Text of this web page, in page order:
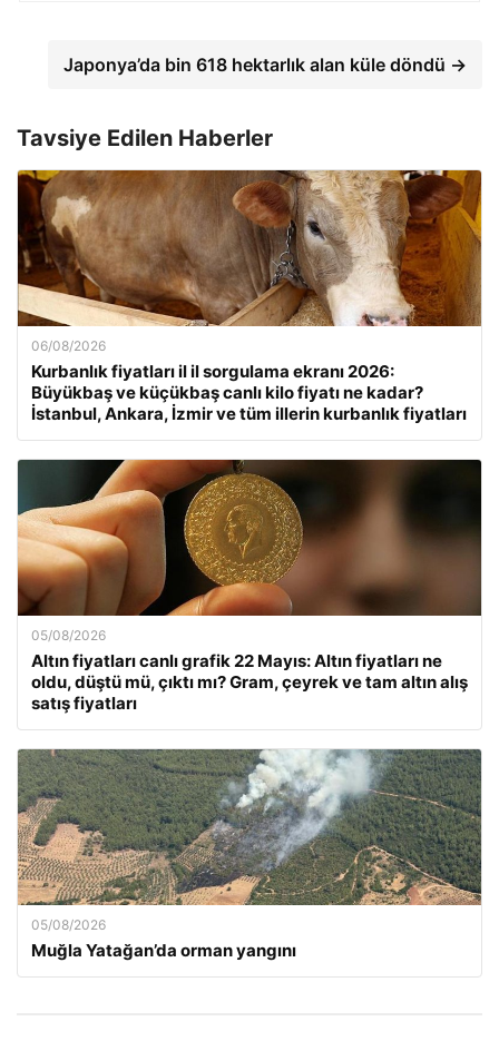
Japonya’da bin 618 hektarlık alan küle döndü →
Tavsiye Edilen Haberler
06/08/2026
Kurbanlık fiyatları il il sorgulama ekranı 2026:
Büyükbaş ve küçükbaş canlı kilo fiyatı ne kadar?
İstanbul, Ankara, İzmir ve tüm illerin kurbanlık fiyatları
05/08/2026
Altın fiyatları canlı grafik 22 Mayıs: Altın fiyatları ne
oldu, düştü mü, çıktı mı? Gram, çeyrek ve tam altın alış
satış fiyatları
05/08/2026
Muğla Yatağan’da orman yangını